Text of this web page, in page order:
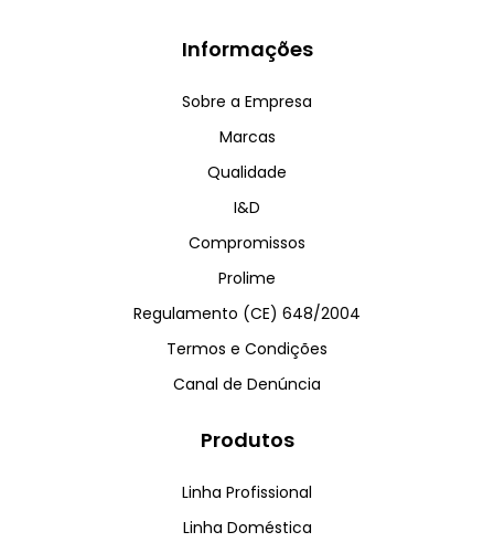
Informações
Sobre a Empresa
Marcas
Qualidade
I&D
Compromissos
Prolime
Regulamento (CE) 648/2004
Termos e Condições
Canal de Denúncia
Produtos
Linha Profissional
Linha Doméstica